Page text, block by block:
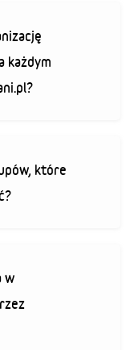
każdym
które
w